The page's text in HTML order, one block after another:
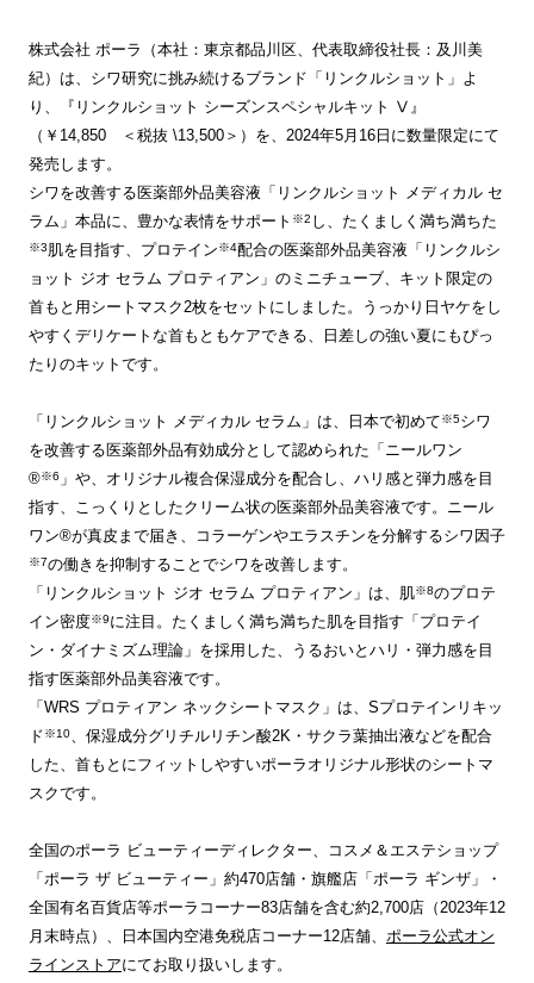
株式会社 ポーラ（本社：東京都品川区、代表取締役社長：及川美
紀）は、シワ研究に挑み続けるブランド「リンクルショット」よ
り、『リンクルショット シーズンスペシャルキット Ⅴ』
（￥14,850 ＜税抜 \13,500＞）を、2024年5月16日に数量限定にて
発売します。
シワを改善する医薬部外品美容液「リンクルショット メディカル セ
ラム」本品に、豊かな表情をサポート ※2 し、たくましく満ち満ちた
※3肌を目指す、プロテイン※4配合の医薬部外品美容液「リンクルシ
ョット ジオ セラム プロティアン」のミニチューブ、キット限定の
首もと用シートマスク2枚をセットにしました。うっかり日ヤケをし
やすくデリケートな首もともケアできる、日差しの強い夏にもぴっ
たりのキットです。
「リンクルショット メディカル セラム」は、日本で初めて※5シワ
を改善する医薬部外品有効成分として認められた「ニールワン
®※6 」や、オリジナル複合保湿成分を配合し、ハリ感と弾力感を目
指す、こっくりとしたクリーム状の医薬部外品美容液です。ニール
ワン®が真皮まで届き、コラーゲンやエラスチンを分解するシワ因子
※7の働きを抑制することでシワを改善します。
「リンクルショット ジオ セラム プロティアン」は、肌※8のプロテ
イン密度※9に注目。たくましく満ち満ちた肌を目指す「プロテイ
ン・ダイナミズム理論」を採用した、うるおいとハリ・弾力感を目
指す医薬部外品美容液です。
「WRS プロティアン ネックシートマスク」は、Sプロテインリキッ
ド※10、保湿成分グリチルリチン酸2K・サクラ葉抽出液などを配合
した、首もとにフィットしやすいポーラオリジナル形状のシートマ
スクです。
全国のポーラ ビューティーディレクター、コスメ＆エステショップ
「ポーラ ザ ビューティー」約470店舗・旗艦店「ポーラ ギンザ」・
全国有名百貨店等ポーラコーナー83店舗を含む約2,700店（2023年12
月末時点）、日本国内空港免税店コーナー12店舗、 ポーラ公式オン
ラインストアにてお取り扱いします。